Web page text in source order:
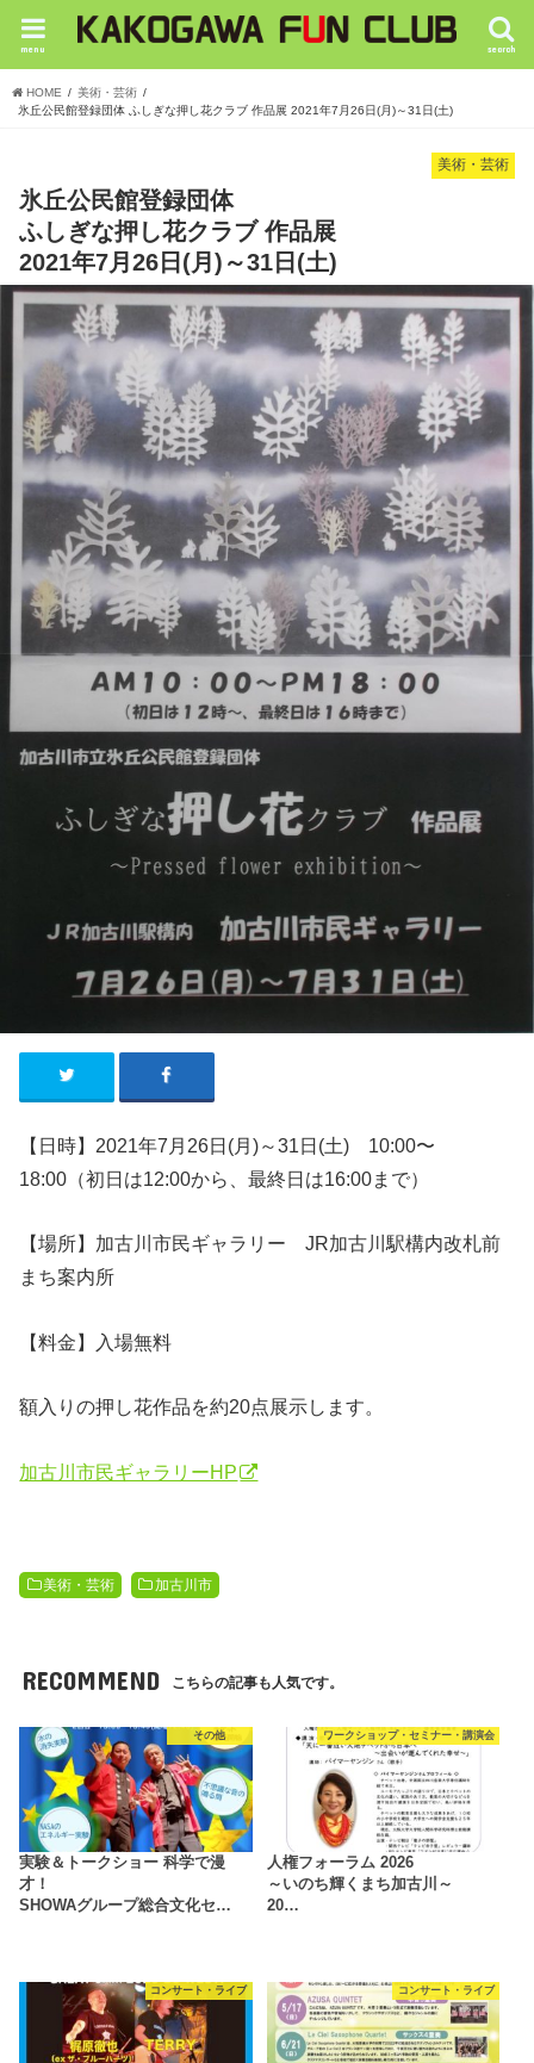
search
menu
HOME
美術・芸術
氷丘公民館登録団体 ふしぎな押し花クラブ 作品展 2021年7月26日(月)～31日(土)
美術・芸術
氷丘公民館登録団体
ふしぎな押し花クラブ 作品展
2021年7月26日(月)～31日(土)
【日時】2021年7月26日(月)～31日(土) 10:00〜
18:00（初日は12:00から、最終日は16:00まで）
【場所】加古川市民ギャラリー JR加古川駅構内改札前
まち案内所
【料金】入場無料
額入りの押し花作品を約20点展示します。
加古川市民ギャラリーHP
美術・芸術 加古川市
RECOMMEND こちらの記事も人気です。
その他
実験＆トークショー 科学で漫
才！
SHOWAグループ総合文化セ…
ワークショップ・セミナー・講演会
人権フォーラム 2026
～いのち輝くまち加古川～
20…
コンサート・ライブ コンサート・ライブ